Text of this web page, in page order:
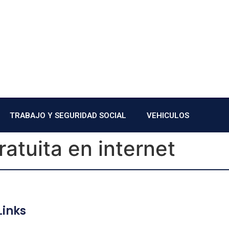
TRABAJO Y SEGURIDAD SOCIAL VEHICULOS
en internet